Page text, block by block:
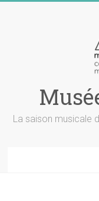
La saison musicale